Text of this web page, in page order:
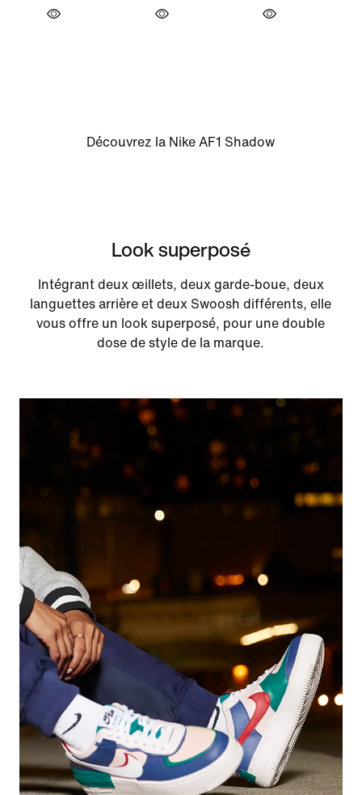
Découvrez la Nike AF1 Shadow
Look superposé
Intégrant deux œillets, deux garde-boue, deux
languettes arrière et deux Swoosh différents, elle
vous offre un look superposé, pour une double
dose de style de la marque.